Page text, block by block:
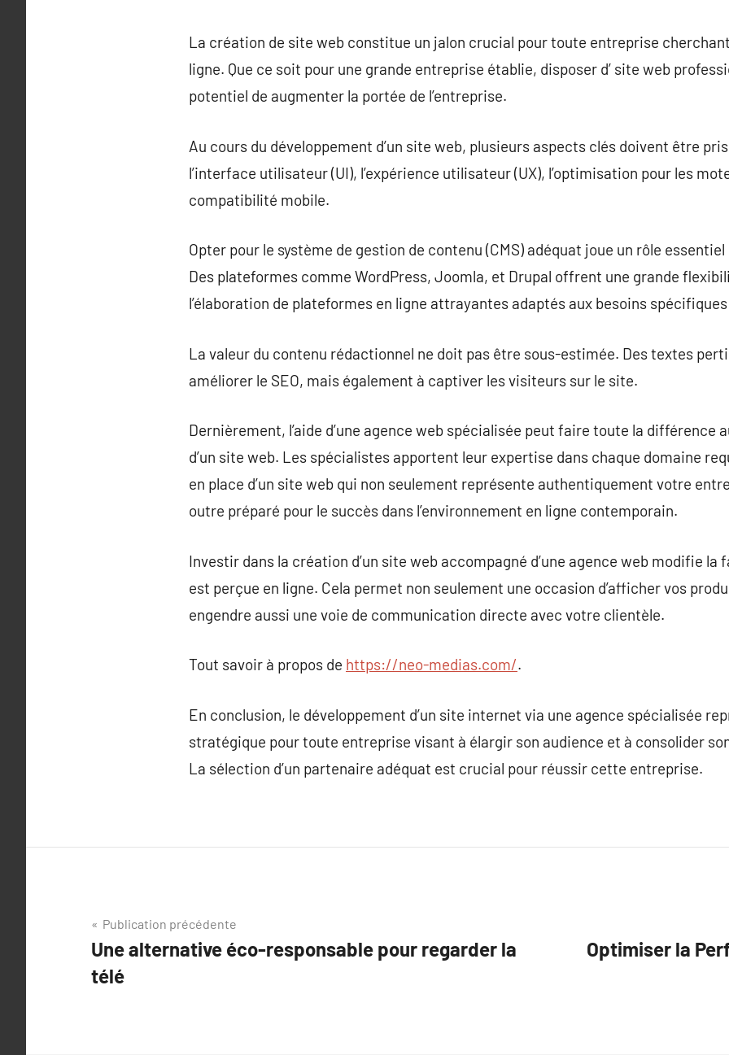
La création de site web constitue un jalon crucial pour toute entreprise
ligne. Que ce soit pour une grande entreprise établie, disposer d’ site web
potentiel de augmenter la portée de l’entreprise.
Au cours du développement d’un site web, plusieurs aspects clés doivent être
l’interface utilisateur (UI), l’expérience utilisateur (UX), l’optimisation pour les
compatibilité mobile.
Opter pour le système de gestion de contenu (CMS) adéquat joue un rôle
Des plateformes comme WordPress, Joomla, et Drupal offrent une grande
l’élaboration de plateformes en ligne attrayantes adaptés aux besoins
La valeur du contenu rédactionnel ne doit pas être sous-estimée. Des textes
améliorer le SEO, mais également à captiver les visiteurs sur le site.
Dernièrement, l’aide d’une agence web spécialisée peut faire toute la différence
d’un site web. Les spécialistes apportent leur expertise dans chaque domaine
en place d’un site web qui non seulement représente authentiquement votre
outre préparé pour le succès dans l’environnement en ligne contemporain.
Investir dans la création d’un site web accompagné d’une agence web modifie
est perçue en ligne. Cela permet non seulement une occasion d’afficher vos
engendre aussi une voie de communication directe avec votre clientèle.
Tout savoir à propos de https://neo-medias.com/.
En conclusion, le développement d’un site internet via une agence spécialisée
stratégique pour toute entreprise visant à élargir son audience et à consolider
La sélection d’un partenaire adéquat est crucial pour réussir cette entreprise.
Navigation
de
l’article
Publication précédente
Une alternative éco-responsable pour regarder la
télé
Optimiser la